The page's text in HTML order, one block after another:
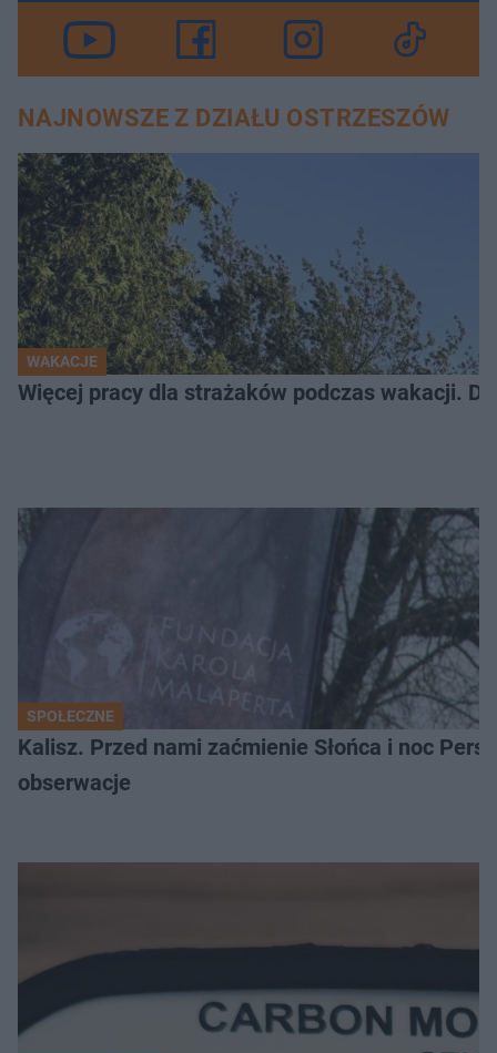
NAJNOWSZE Z DZIAŁU OSTRZESZÓW
WAKACJE
Więcej pracy dla strażaków podczas wakacji.
SPOŁECZNE
Kalisz. Przed nami zaćmienie Słońca i noc
obserwacje